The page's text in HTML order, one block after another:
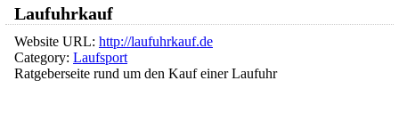
Laufuhrkauf
Website URL: http://laufuhrkauf.de
Category: Laufsport
Ratgeberseite rund um den Kauf einer Laufuhr